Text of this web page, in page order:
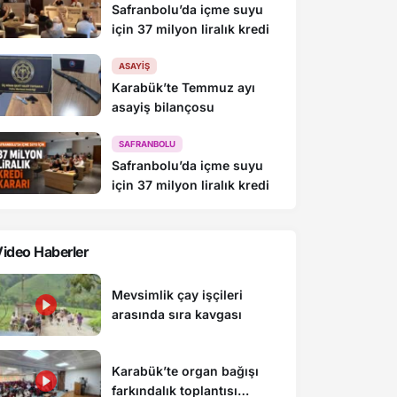
Safranbolu’da içme suyu
için 37 milyon liralık kredi
ASAYIŞ
Karabük’te Temmuz ayı
asayiş bilançosu
SAFRANBOLU
Safranbolu’da içme suyu
için 37 milyon liralık kredi
Haberler
Mevsimlik çay işçileri
arasında sıra kavgası
Karabük’te organ bağışı
farkındalık toplantısı